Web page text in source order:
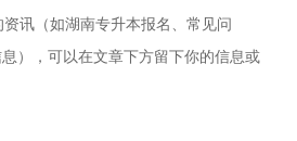
讯（如湖南专升本报名、常见问
），可以在文章下方留下你的信息或